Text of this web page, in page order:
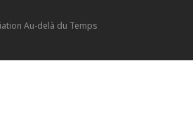
Au-delà du Temps